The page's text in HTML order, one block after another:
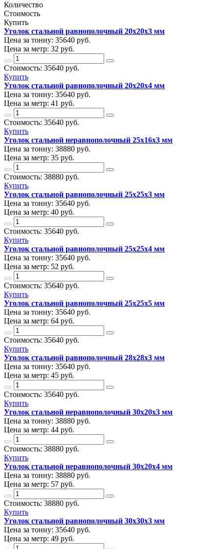
Количество
Стоимость
Купить
Уголок стальной равнополочный 20х20х3 мм
Цена за тонну: 35640 руб.
Цена за метр: 32 руб.
Стоимость: 35640 руб.
Купить
Уголок стальной равнополочный 20х20х4 мм
Цена за тонну: 35640 руб.
Цена за метр: 41 руб.
Стоимость: 35640 руб.
Купить
Уголок стальной неравнополочный 25х16х3 мм
Цена за тонну: 38880 руб.
Цена за метр: 35 руб.
Стоимость: 38880 руб.
Купить
Уголок стальной равнополочный 25х25х3 мм
Цена за тонну: 35640 руб.
Цена за метр: 40 руб.
Стоимость: 35640 руб.
Купить
Уголок стальной равнополочный 25х25х4 мм
Цена за тонну: 35640 руб.
Цена за метр: 52 руб.
Стоимость: 35640 руб.
Купить
Уголок стальной равнополочный 25х25х5 мм
Цена за тонну: 35640 руб.
Цена за метр: 64 руб.
Стоимость: 35640 руб.
Купить
Уголок стальной равнополочный 28х28х3 мм
Цена за тонну: 35640 руб.
Цена за метр: 45 руб.
Стоимость: 35640 руб.
Купить
Уголок стальной неравнополочный 30х20х3 мм
Цена за тонну: 38880 руб.
Цена за метр: 44 руб.
Стоимость: 38880 руб.
Купить
Уголок стальной неравнополочный 30х20х4 мм
Цена за тонну: 38880 руб.
Цена за метр: 57 руб.
Стоимость: 38880 руб.
Купить
Уголок стальной равнополочный 30х30х3 мм
Цена за тонну: 35640 руб.
Цена за метр: 49 руб.